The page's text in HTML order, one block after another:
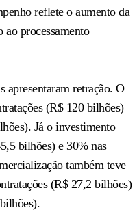
reflete o aumento da
processamento
apresentaram retração. O
(R$ 120 bilhões)
Já o investimento
bilhões) e 30% nas
também teve
(R$ 27,2 bilhões)